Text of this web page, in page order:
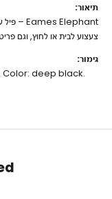
תיאור:
צעצוע לבית או לחוץ, וגם
גימור:
deep black.